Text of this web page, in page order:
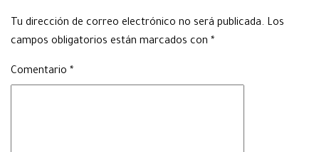
Tu dirección de correo electrónico no será publicada. Los
campos obligatorios están marcados con *
Comentario *